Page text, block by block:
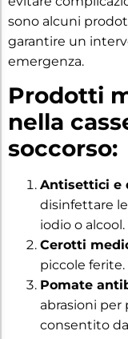
sono alcuni
garantire un
emergenza.
Prodotti
nella
soccorso:
Antisettici e
disinfettare
iodio o alcool.
Cerotti
piccole ferite.
Pomate
abrasioni per
consentito